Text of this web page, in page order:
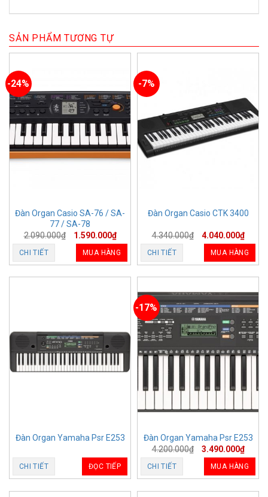
SẢN PHẨM TƯƠNG TỰ
-24%
Đàn Organ Casio SA-76 / SA-
77 / SA-78
2.090.000₫ 1.590.000₫
CHI TIẾT MUA HÀNG
-7%
Đàn Organ Casio CTK 3400
4.340.000₫ 4.040.000₫
CHI TIẾT MUA HÀNG
Đàn Organ Yamaha Psr E253
CHI TIẾT ĐỌC TIẾP
-17%
Đàn Organ Yamaha Psr E253
4.200.000₫ 3.490.000₫
CHI TIẾT MUA HÀNG